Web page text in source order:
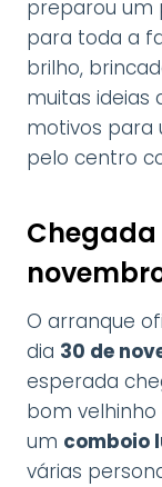
preparou um
para toda a
brilho,
muitas ideias
motivos para
pelo centro
Chegada
O arranque
dia 30 de
esperada
bom
um comboio
várias